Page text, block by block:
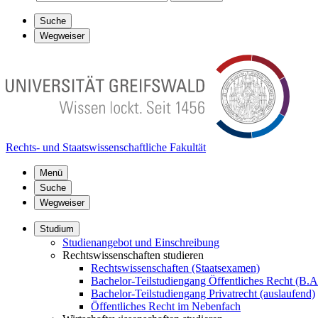
Suche
Wegweiser
Rechts- und Staatswissenschaftliche Fakultät
Menü
Suche
Wegweiser
Studium
Studienangebot und Einschreibung
Rechtswissenschaften studieren
Rechtswissenschaften (Staatsexamen)
Bachelor-Teilstudiengang Öffentliches Recht
Bachelor-Teilstudiengang Privatrecht (auslaufend)
Öffentliches Recht im Nebenfach